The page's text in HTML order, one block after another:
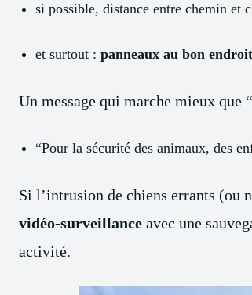
si possible, distance entre chemin et
et surtout : panneaux au bon endroit
Un message qui marche mieux que
“Pour la sécurité des animaux, des
Si l’intrusion de chiens errants (ou
vidéo-surveillance avec une
activité.